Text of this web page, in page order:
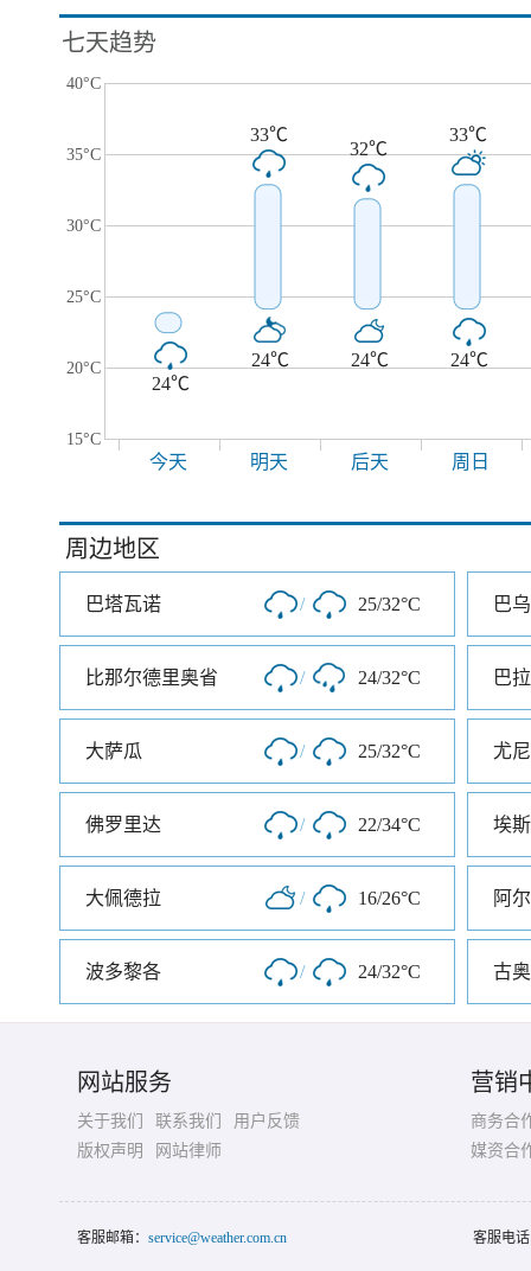
七天趋势
40°C
35°C
30°C
25°C
20°C
15°C
24℃
33℃
24℃
32℃
24℃
33℃
24℃
今天 明天 后天 周日
周边地区
巴塔瓦诺 / 25/32°C 巴
比那尔德里奥省 / 24/32°C 巴
大萨瓜 / 25/32°C 尤
佛罗里达 / 22/34°C 埃
大佩德拉 / 16/26°C 阿
波多黎各 / 24/32°C 古
网站服务
关于我们 联系我们
用户反馈
版权声明
网站律师
营销
商务合
媒资合
客服邮箱： service@weather.com.cn 客服电